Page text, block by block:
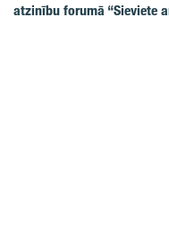
atzinību forumā “Sieviete